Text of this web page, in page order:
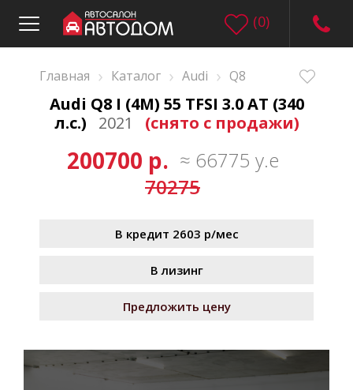
(0)
Главная › Каталог › Audi › Q8
Audi Q8 I (4M) 55 TFSI 3.0 AT (340
л.с.)
2021 (снято с продажи)
200700 р. ≈ 66775 у.е
70275
В кредит 2603 р/мес
В лизинг
Предложить цену